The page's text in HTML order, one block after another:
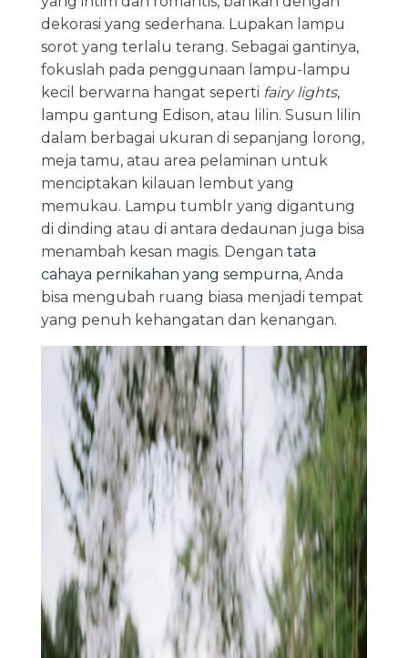
dekorasi yang sederhana. Lupakan lampu
sorot yang terlalu terang. Sebagai gantinya,
fokuslah pada penggunaan lampu-lampu
kecil berwarna hangat seperti fairy lights,
lampu gantung Edison, atau lilin. Susun lilin
dalam berbagai ukuran di sepanjang lorong,
meja tamu, atau area pelaminan untuk
menciptakan kilauan lembut yang
memukau. Lampu tumblr yang digantung
di dinding atau di antara dedaunan juga bisa
menambah kesan magis. Dengan tata
cahaya pernikahan yang sempurna, Anda
bisa mengubah ruang biasa menjadi tempat
yang penuh kehangatan dan kenangan.